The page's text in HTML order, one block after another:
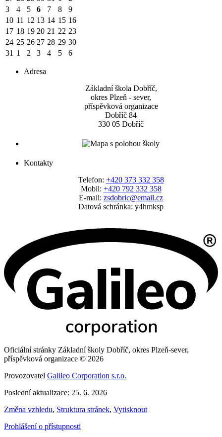
3
4 5 6 7 8
9
10 11 12 13 14 15 16
17 18 19 20 21 22 23
24 25 26 27 28 29 30
31 1 2 3 4 5 6
Adresa
Základní škola Dobříč,
okres Plzeň - sever,
příspěvková organizace
Dobříč 84
330 05 Dobříč
Kontakty
Telefon: +420 373 332 358
Mobil: +420 792 332 358
E-mail: zsdobric@email.cz
Datová schránka: y4hmksp
Oficiální stránky Základní školy Dobříč, okres Plzeň-sever,
příspěvková organizace © 2026
Provozovatel Galileo Corporation s.r.o.
Poslední aktualizace: 25. 6. 2026
Změna vzhledu, Struktura stránek, Vytisknout
Prohlášení o přístupnosti